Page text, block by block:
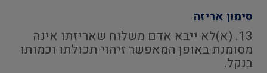
סימון אריזה
13. (א)לא ייבא אדם משלוח שאריזתו אינה
מסומנת באופן המאפשר זיהוי תכולתו וכמותו
בנקל.